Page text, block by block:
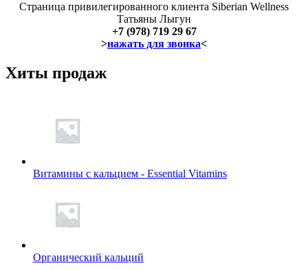
Страница привилегированного клиента Siberian Wellness
Татьяны Лыгун
+7 (978) 719 29 67
>нажать для звонка<
Хиты продаж
Витамины с кальцием - Essential Vitamins
Органический кальций